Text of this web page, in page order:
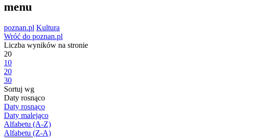
menu
poznan.pl Kultura
Wróć do poznan.pl
Liczba wyników na stronie
20
10
20
30
Sortuj wg
Daty rosnąco
Daty rosnąco
Daty malejąco
Alfabetu (A-Z)
Alfabetu (Z-A)